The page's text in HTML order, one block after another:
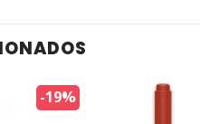
-19%